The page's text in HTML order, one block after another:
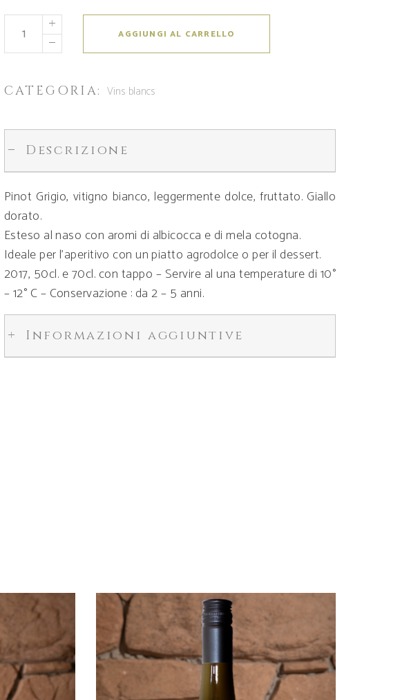
AGGIUNGI AL CARRELLO
CATEGORIA: Vins blancs
Descrizione
Pinot Grigio, vitigno bianco, leggermente dolce, fruttato. Giallo
dorato.
Esteso al naso con aromi di albicocca e di mela cotogna.
Ideale per l’aperitivo con un piatto agrodolce o per il dessert.
2017, 50cl. e 70cl. con tappo – Servire al una temperature di 10°
– 12° C – Conservazione : da 2 – 5 anni.
Informazioni aggiuntive